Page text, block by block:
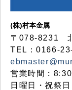
(株)村本金属
〒078-8231
TEL：0166-
営業時間：
日曜日・祝祭日